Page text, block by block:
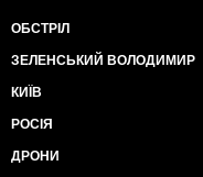
ОБСТРІЛ
ЗЕЛЕНСЬКИЙ ВОЛОДИМИР
КИЇВ
РОСІЯ
ДРОНИ